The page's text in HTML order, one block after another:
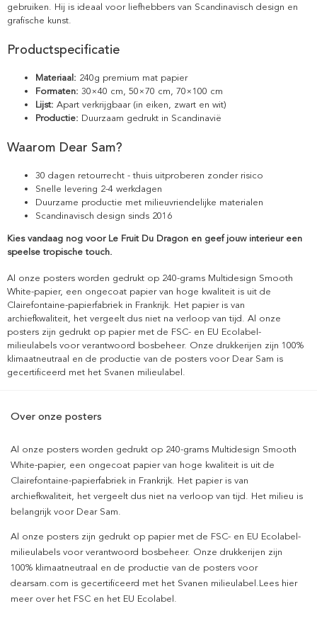
gebruiken. Hij is ideaal voor liefhebbers van Scandinavisch design en
grafische kunst.
Productspecificatie
Materiaal: 240g premium mat papier
Formaten: 30×40 cm, 50×70 cm, 70×100 cm
Lijst: Apart verkrijgbaar (in eiken, zwart en wit)
Productie: Duurzaam gedrukt in Scandinavië
Waarom Dear Sam?
30 dagen retourrecht - thuis uitproberen zonder risico
Snelle levering 2-4 werkdagen
Duurzame productie met milieuvriendelijke materialen
Scandinavisch design sinds 2016
Kies vandaag nog voor Le Fruit Du Dragon en geef jouw interieur een
speelse tropische touch.
Al onze posters worden gedrukt op 240-grams Multidesign Smooth
White-papier, een ongecoat papier van hoge kwaliteit is uit de
Clairefontaine-papierfabriek in Frankrijk. Het papier is van
archiefkwaliteit, het vergeelt dus niet na verloop van tijd. Al onze
posters zijn gedrukt op papier met de FSC- en EU Ecolabel-
milieulabels voor verantwoord bosbeheer. Onze drukkerijen zijn 100%
klimaatneutraal en de productie van de posters voor Dear Sam is
gecertificeerd met het Svanen milieulabel.
Over onze posters
Al onze posters worden gedrukt op 240-grams Multidesign Smooth
White-papier, een ongecoat papier van hoge kwaliteit is uit de
Clairefontaine-papierfabriek in Frankrijk. Het papier is van
archiefkwaliteit, het vergeelt dus niet na verloop van tijd. Het milieu is
belangrijk voor Dear Sam.
Al onze posters zijn gedrukt op papier met de FSC- en EU Ecolabel-
milieulabels voor verantwoord bosbeheer. Onze drukkerijen zijn
100% klimaatneutraal en de productie van de posters voor
dearsam.com is gecertificeerd met het Svanen milieulabel.Lees hier
meer over het FSC en het EU Ecolabel.